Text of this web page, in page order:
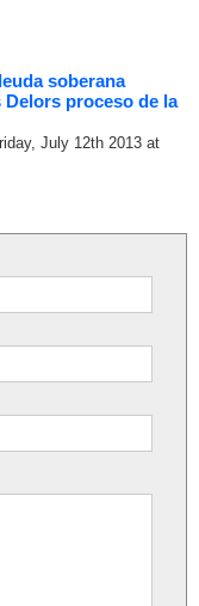
soberana
Delors proceso de la
July 12th 2013 at